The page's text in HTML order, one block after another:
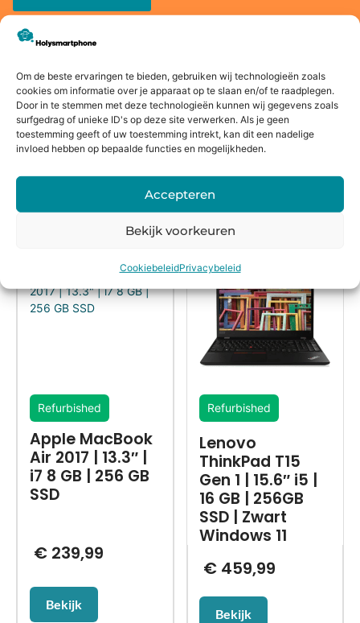
Om de beste ervaringen te bieden, gebruiken wij technologieën zoals
cookies om informatie over je apparaat op te slaan en/of te raadplegen.
Door in te stemmen met deze technologieën kunnen wij gegevens zoals
surfgedrag of unieke ID's op deze site verwerken. Als je geen
toestemming geeft of uw toestemming intrekt, kan dit een nadelige
invloed hebben op bepaalde functies en mogelijkheden.
Accepteren
Bekijk voorkeuren
CookiebeleidPrivacybeleid
Voor
16:00
besteld,
morgen
in huis*
14 dagen
bedenkte
rmijn
Fysieke
winkel
Webwink
el
keurmerk
Alternatieven
Refurbished
Apple MacBook
Air 2017 | 13.3″ |
i7 8 GB | 256 GB
SSD
€239,99
Bekijk
Refurbished
Lenovo
ThinkPad T15
Gen 1 | 15.6″ i5 |
16 GB | 256GB
SSD | Zwart
Windows 11
€ 459,99
Bekijk